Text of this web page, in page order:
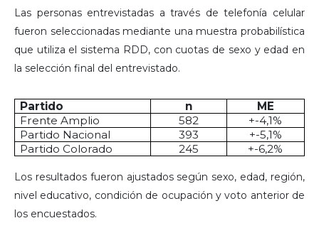
Las personas entrevistadas a través de telefonía celular
fueron seleccionadas mediante una muestra probabilística
que utiliza el sistema RDD, con cuotas de sexo y edad en
la selección final del entrevistado.
Partido n
ME
Frente Amplio
582
+-4,1%
Partido Nacional
393
+-5,1%
Partido Colorado
245 +-6,2%
Los resultados fueron ajustados según sexo, edad, región,
nivel educativo, condición de ocupación y voto anterior de
los encuestados.